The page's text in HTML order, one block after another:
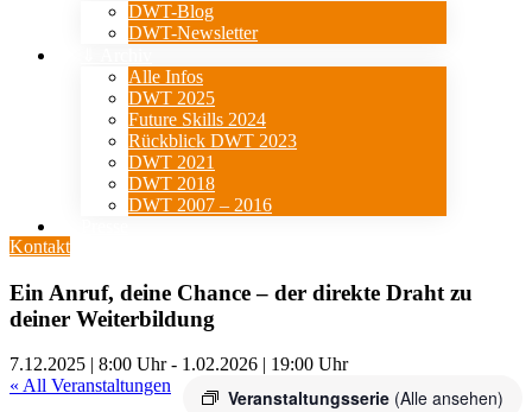
DWT-Blog
DWT-Newsletter
Alle Infos
DWT 2025
Future Skills 2024
Rückblick DWT 2023
DWT 2021
DWT 2018
DWT 2007 – 2016
Kontakt
Ein Anruf, deine Chance – der direkte Draht zu
deiner Weiterbildung
7.12.2025 | 8:00 Uhr- 1.02.2026 | 19:00 Uhr
Veranstaltungsserie (Alle ansehen)
« All Veranstaltungen